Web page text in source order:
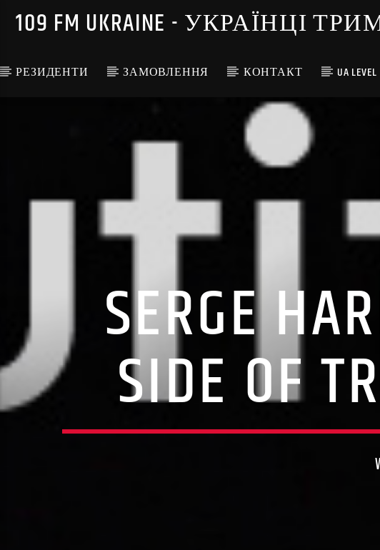
109 FM UKRAINE -
РЕЗИДЕНТИ ЗАМОВЛЕННЯ КОНТАКТ UA LEVEL
SERGE
SIDE OF